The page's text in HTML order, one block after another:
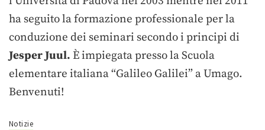
ha seguito la formazione professionale per la
conduzione dei seminari secondo i principi di
Jesper Juul. È impiegata presso la Scuola
elementare italiana “Galileo Galilei” a Umago.
Benvenuti!
Notizie